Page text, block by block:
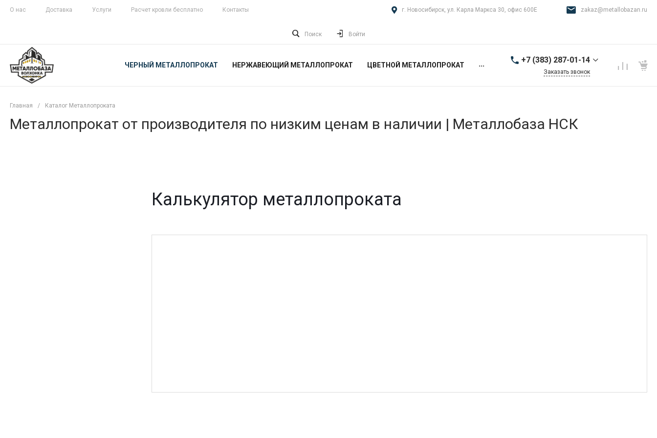
О нас Доставка Услуги Расчет кровли бесплатно Контакты г. Новосибирск, ул. Карла Маркса 30, офис 600Е zakaz@metallobazan.ru
Поиск Войти
ЧЕРНЫЙ МЕТАЛЛОПРОКАТ НЕРЖАВЕЮЩИЙ МЕТАЛЛОПРОКАТ ЦВЕТНОЙ МЕТАЛЛОПРОКАТ ... +7 (383) 287-01-14
9:00-18:00 пн-пт
Заказать звонок
Главная / Каталог Металлопроката
Металлопрокат от производителя по низким ценам в наличии | Металлобаза НСК
Калькулятор металлопроката